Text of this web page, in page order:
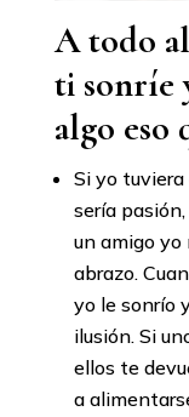
A todo
ti sonríe
algo eso
Si yo
sería
un amigo yo
abrazo.
yo le sonrío
ilusión. Si
ellos te
a